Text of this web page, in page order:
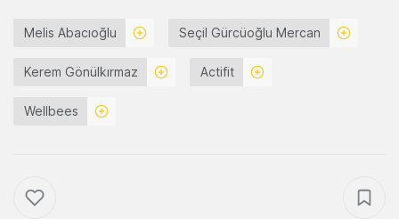
Melis Abacıoğlu Seçil Gürcüoğlu Mercan
Kerem Gönülkırmaz Actifit
Wellbees